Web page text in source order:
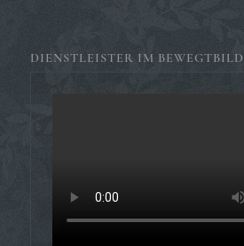
DIENSTLEISTER IM BEWEGTBILD